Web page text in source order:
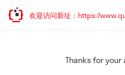
迁移，欢迎访问新址：https://
Thanks for